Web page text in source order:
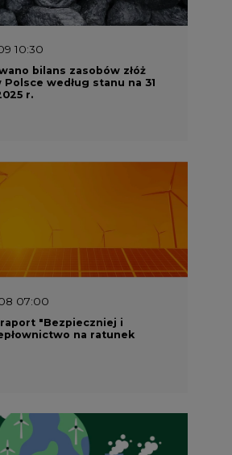
10:30
bilans zasobów złóż
Polsce według stanu na 31
r.
07:00
raport "Bezpieczniej i
na ratunek